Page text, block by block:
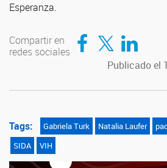
Esperanza.
Compartir en
redes sociales
Compartir en Facebook
Compartir en Twitter
Compartir en
Publicado el
Tags: Gabriela Turk Natalia Laufer
SIDA
VIH